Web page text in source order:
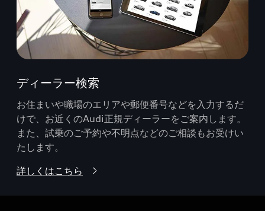
ディーラー検索
お住まいや職場のエリアや郵便番号などを入力するだ
けで、お近くのAudi正規ディーラーをご案内します。
また、試乗のご予約や不明点などのご相談もお受けい
たします。
詳しくはこちら